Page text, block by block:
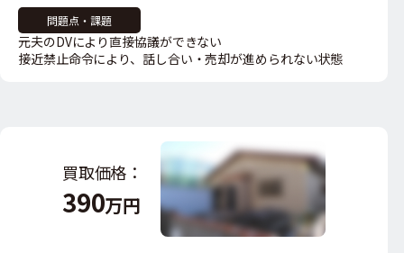
問題点・課題
元夫のDVにより直接協議ができない
接近禁止命令により、話し合い・売却が進められない状態
買取価格：
390万円